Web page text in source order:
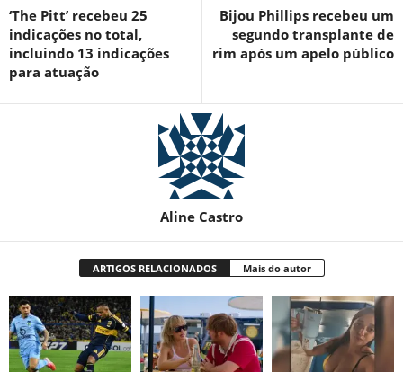
‘The Pitt’ recebeu 25
indicações no total,
incluindo 13 indicações
para atuação
Bijou Phillips recebeu um
segundo transplante de
rim após um apelo público
Aline Castro
ARTIGOS RELACIONADOS Mais do autor